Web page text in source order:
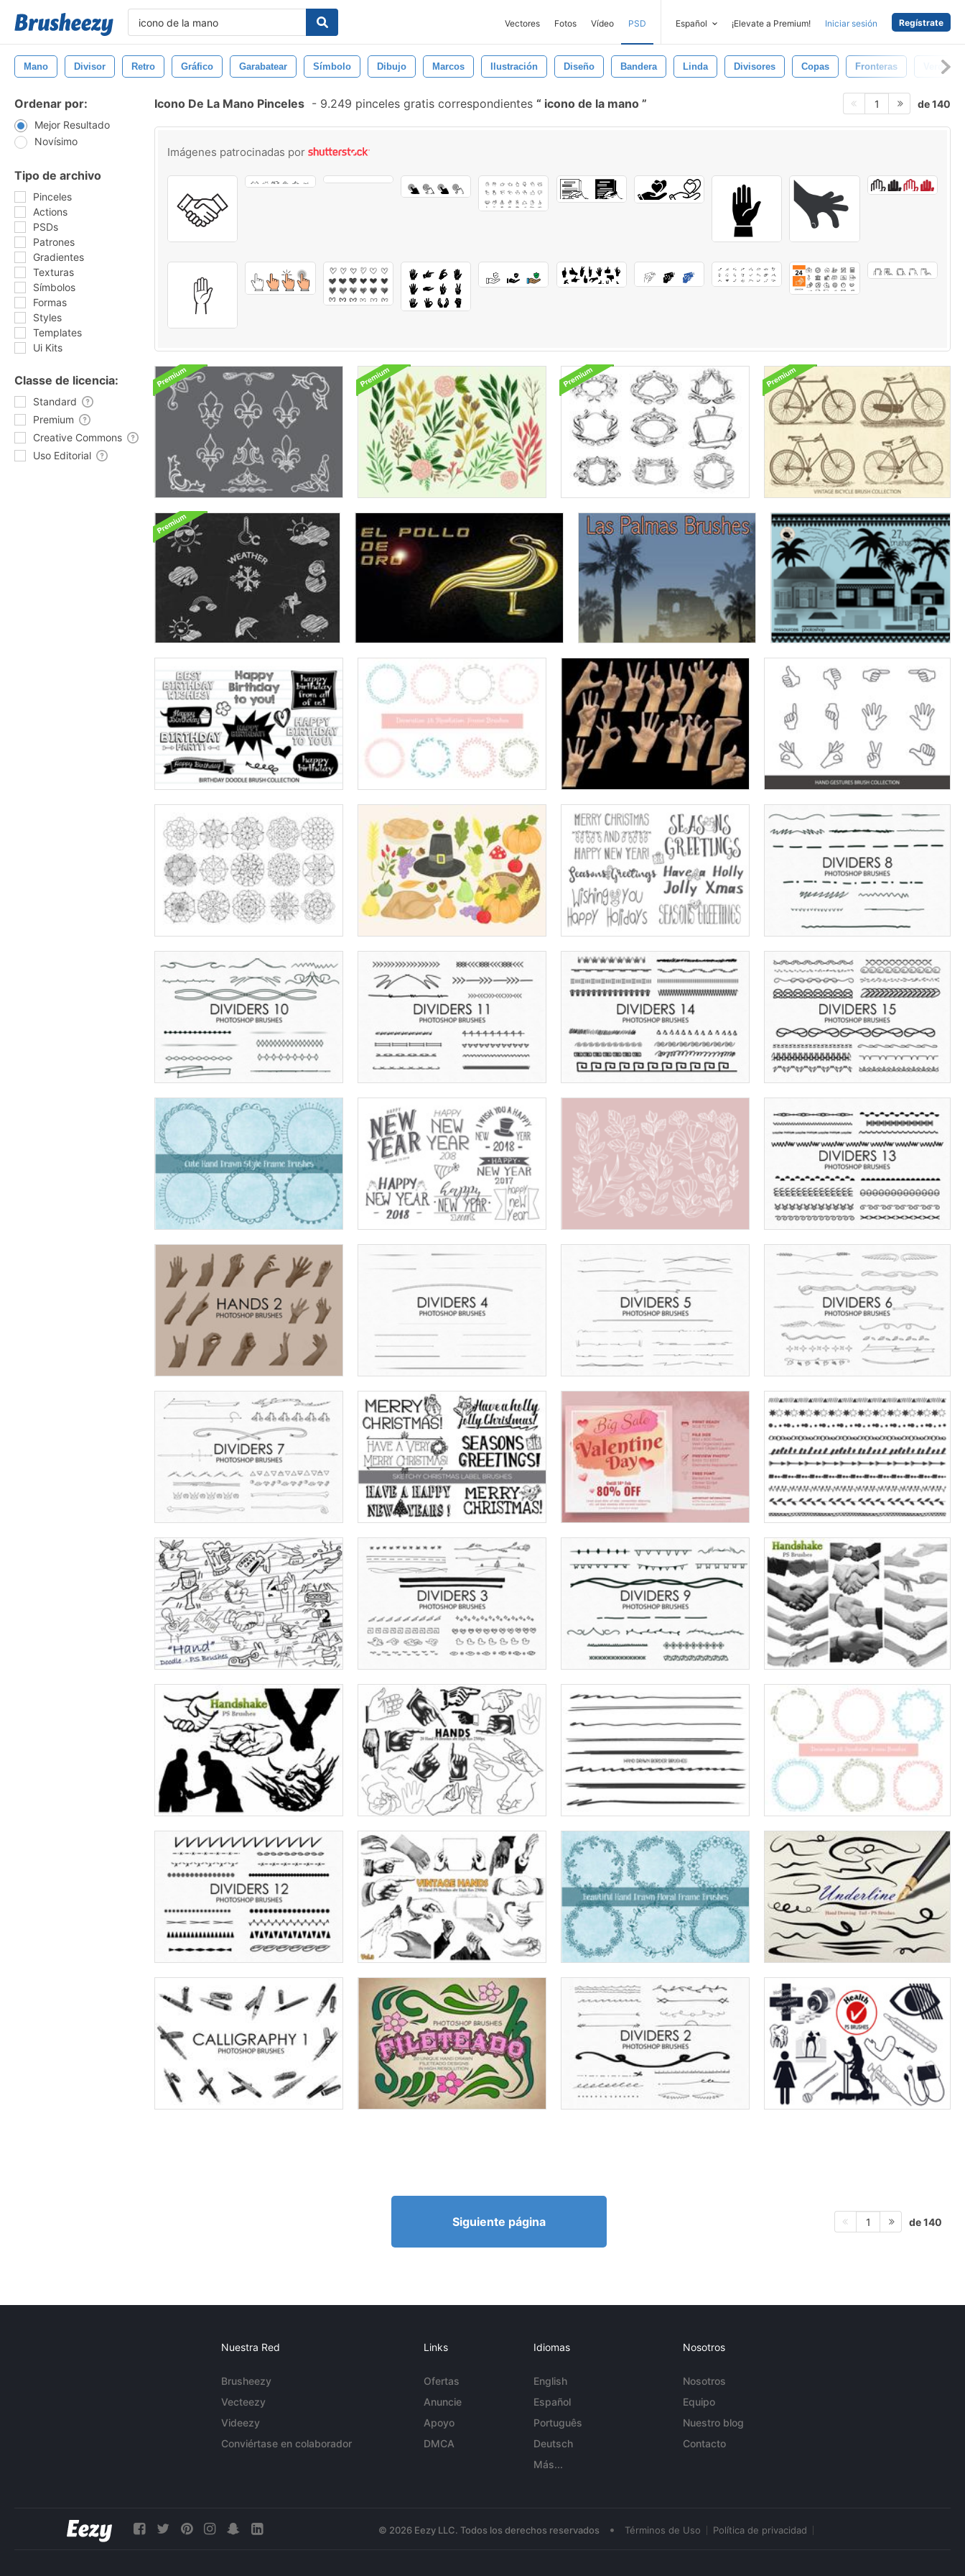
Vectores Fotos Vídeo PSD Español ¡Elevate a Premium! Iniciar sesión Regístrate
Mano Divisor Retro Gráfico Garabatear Símbolo Dibujo Marcos Ilustración Diseño Bandera Linda Divisores Copas Fronteras Verderón
Ordenar por:
Mejor Resultado
Novísimo
Tipo de archivo
Pinceles
Actions
PSDs
Patrones
Gradientes
Texturas
Símbolos
Formas
Styles
Templates
Ui Kits
Classe de licencia:
Standard
Premium
Creative Commons
Uso Editorial
Icono De La Mano Pinceles - 9.249 pinceles gratis correspondientes icono de la mano 1 de 140
Imágenes patrocinadas por
Siguiente página 1 de 140
Nuestra Red
Brusheezy
Vecteezy
Videezy
Conviértase en colaborador
Links
Ofertas
Anuncie
Apoyo
DMCA
Idiomas
English
Español
Português
Deutsch
Más...
Nosotros
Nosotros
Equipo
Nuestro blog
Contacto
© 2026 Eezy LLC. Todos los derechos reservados • Términos de Uso Política de privacidad